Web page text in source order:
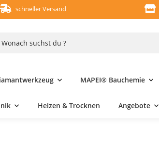
schneller Versand
MAPEI® Bauchemie
Heizen & Trocknen Angebote